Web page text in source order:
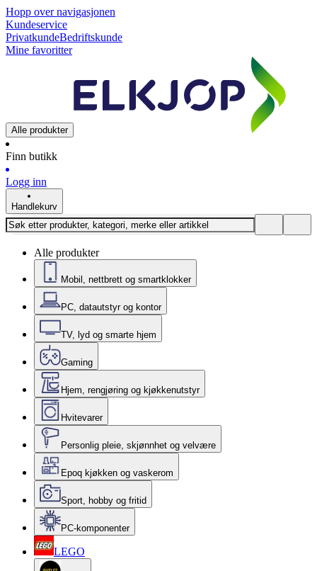
Hopp over navigasjonen
Kundeservice
PrivatkundeBedriftskunde
Mine favoritter
Alle produkter
Finn butikk
Logg inn
Handlekurv
Alle produkter
Mobil, nettbrett og smartklokker
PC, datautstyr og kontor
TV, lyd og smarte hjem
Gaming
Hjem, rengjøring og kjøkkenutstyr
Hvitevarer
Personlig pleie, skjønnhet og velvære
Epoq kjøkken og vaskerom
Sport, hobby og fritid
PC-komponenter
LEGO